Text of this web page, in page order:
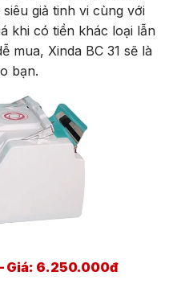
giả tinh vi cùng với
khi có tiền khác loại lẫn
mua, Xinda BC 31 sẽ là
bạn.
Giá: 6.250.000đ